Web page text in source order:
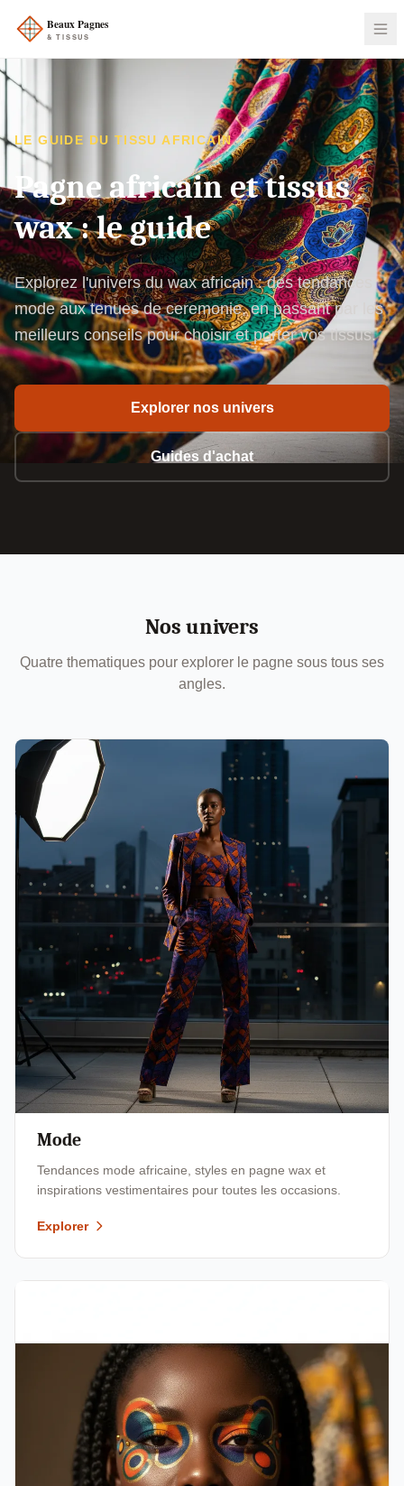
LE GUIDE DU TISSU AFRICAIN
Pagne africain et tissus
wax : le guide
Explorez l'univers du wax africain : des tendances
mode aux tenues de ceremonie, en passant par les
meilleurs conseils pour choisir et porter vos tissus.
Explorer nos univers
Guides d'achat
Nos univers
Quatre thematiques pour explorer le pagne sous tous ses
angles.
Mode
Tendances mode africaine, styles en pagne wax et
inspirations vestimentaires pour toutes les occasions.
Explorer